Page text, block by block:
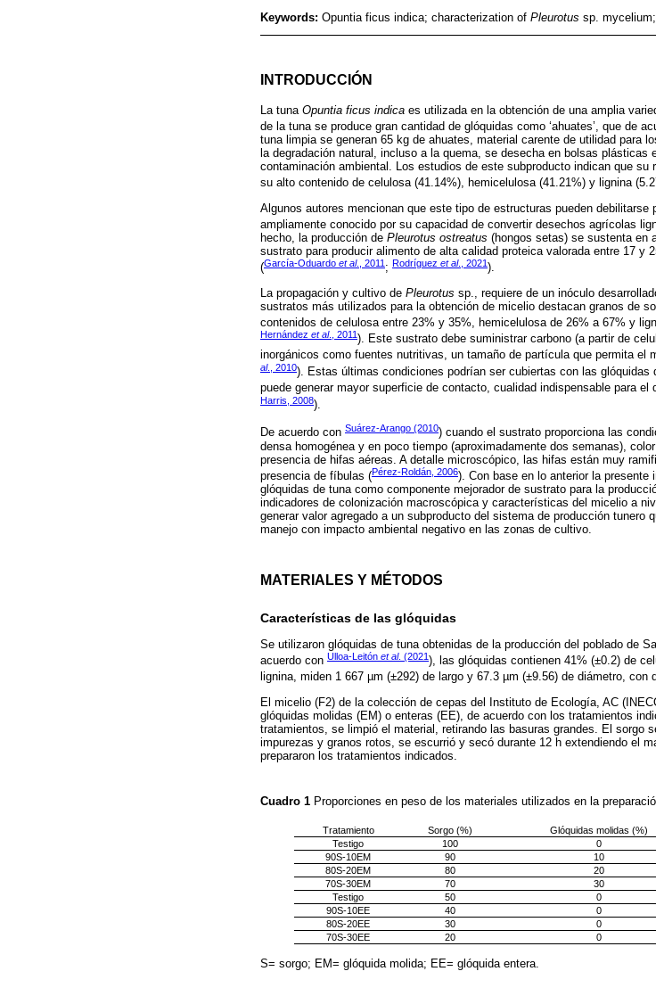
Keywords: Opuntia ficus indica; characterization of Pleurotus sp.
INTRODUCCIÓN
La tuna Opuntia ficus indica es utilizada en la obtención de una amplia
de la tuna se produce gran cantidad de glóquidas como ‘ahuates’, que de
tuna limpia se generan 65 kg de ahuates, material carente de utilidad para
la degradación natural, incluso a la quema, se desecha en bolsas plásticas
contaminación ambiental. Los estudios de este subproducto indican que
su alto contenido de celulosa (41.14%), hemicelulosa (41.21%) y lignina
Algunos autores mencionan que este tipo de estructuras pueden debilitarse
ampliamente conocido por su capacidad de convertir desechos agrícolas
hecho, la producción de Pleurotus ostreatus (hongos setas) se sustenta en
sustrato para producir alimento de alta calidad proteica valorada entre 17 y
(García-Oduardo et al., 2011 ; Rodríguez et al., 2021).
La propagación y cultivo de Pleurotus sp., requiere de un inóculo
sustratos más utilizados para la obtención de micelio destacan granos de
contenidos de celulosa entre 23% y 35%, hemicelulosa de 26% a 67% y
Hernández et al., 2011). Este sustrato debe suministrar carbono (a partir de
inorgánicos como fuentes nutritivas, un tamaño de partícula que permita el
al., 2010). Estas últimas condiciones podrían ser cubiertas con las
puede generar mayor superficie de contacto, cualidad indispensable para el
Harris, 2008).
De acuerdo con Suárez-Arango (2010) cuando el sustrato proporciona las
densa homogénea y en poco tiempo (aproximadamente dos semanas),
presencia de hifas aéreas. A detalle microscópico, las hifas están muy
presencia de fíbulas (Pérez-Roldán, 2006). Con base en lo anterior la
glóquidas de tuna como componente mejorador de sustrato para la
indicadores de colonización macroscópica y características del micelio a
generar valor agregado a un subproducto del sistema de producción tunero
manejo con impacto ambiental negativo en las zonas de cultivo.
MATERIALES Y MÉTODOS
Características de las glóquidas
Se utilizaron glóquidas de tuna obtenidas de la producción del poblado de
acuerdo con Ulloa-Leitón et al. (2021), las glóquidas contienen 41% (±0.2) de
lignina, miden 1 667 µm (±292) de largo y 67.3 µm (±9.56) de diámetro, con
El micelio (F2) de la colección de cepas del Instituto de Ecología, AC
glóquidas molidas (EM) o enteras (EE), de acuerdo con los tratamientos
tratamientos, se limpió el material, retirando las basuras grandes. El sorgo
impurezas y granos rotos, se escurrió y secó durante 12 h extendiendo el
prepararon los tratamientos indicados.
Cuadro 1 Proporciones en peso de los materiales utilizados en la
Tratamiento Sorgo (%) Glóquidas molidas (%)
Testigo
100 0
90S-10EM
90 10
80S-20EM
80 20
70S-30EM
70 30
Testigo
50 0
90S-10EE
40 0
80S-20EE
30 0
70S-30EE
20 0
S= sorgo; EM= glóquida molida; EE= glóquida entera.